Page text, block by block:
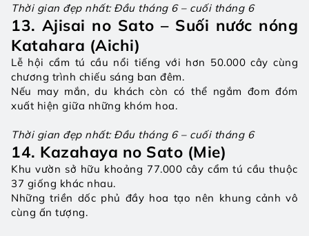
Thời gian đẹp nhất: Đầu tháng 6 – cuối tháng 6
13. Ajisai no Sato – Suối nước nóng
Katahara (Aichi)
Lễ hội cẩm tú cầu nổi tiếng với hơn 50.000 cây cùng
chương trình chiếu sáng ban đêm.
Nếu may mắn, du khách còn có thể ngắm đom đóm
xuất hiện giữa những khóm hoa.
Thời gian đẹp nhất: Đầu tháng 6 – cuối tháng 6
14. Kazahaya no Sato (Mie)
Khu vườn sở hữu khoảng 77.000 cây cẩm tú cầu thuộc
37 giống khác nhau.
Những triền dốc phủ đầy hoa tạo nên khung cảnh vô
cùng ấn tượng.